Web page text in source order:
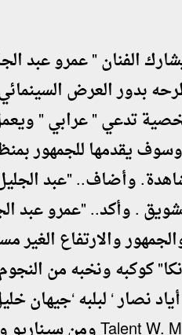
الفنان " عمرو عبد
بدور العرض
تدعي " عرابي "
يقدمها للجمهور
وأضاف.. "عبد
. وأكد.. "عمرو عبد
والارتفاع الغير
كوكبه ونخبه من
نصار ‘ لبلبه ‘جيهان